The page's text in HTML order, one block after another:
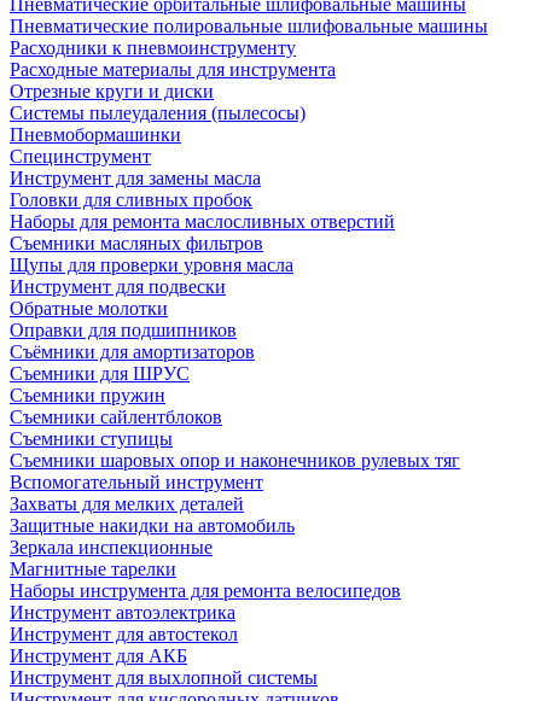
Пневматические орбитальные шлифовальные машины
Пневматические полировальные шлифовальные машины
Расходники к пневмоинструменту
Расходные материалы для инструмента
Отрезные круги и диски
Системы пылеудаления (пылесосы)
Пневмобормашинки
Специнструмент
Инструмент для замены масла
Головки для сливных пробок
Наборы для ремонта маслосливных отверстий
Съемники масляных фильтров
Щупы для проверки уровня масла
Инструмент для подвески
Обратные молотки
Оправки для подшипников
Съёмники для амортизаторов
Съемники для ШРУС
Съемники пружин
Съемники сайлентблоков
Съемники ступицы
Съемники шаровых опор и наконечников рулевых тяг
Вспомогательный инструмент
Захваты для мелких деталей
Защитные накидки на автомобиль
Зеркала инспекционные
Магнитные тарелки
Наборы инструмента для ремонта велосипедов
Инструмент автоэлектрика
Инструмент для автостекол
Инструмент для АКБ
Инструмент для выхлопной системы